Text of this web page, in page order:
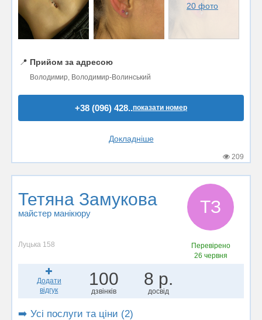
20 фото
📍 Прийом за адресою
Володимир, Володимир-Волинський
+38 (096) 428..показати номер
Докладніше
209
Тетяна Замукова
майстер манікюру ТЗ
Луцька 158
Перевірено
26 червня
Додати
відгук
100
дзвінків
8 р.
досвід
➡️ Усі послуги та ціни (2)